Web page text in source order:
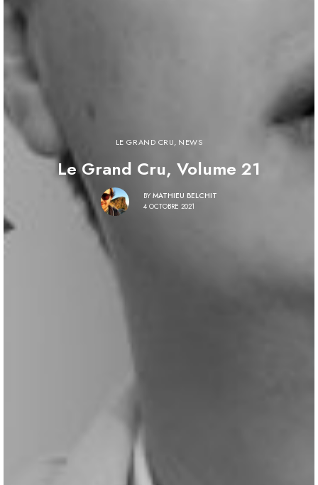
LE GRAND CRU, NEWS
Le Grand Cru, Volume 21
BY MATHIEU BELCHIT
4 OCTOBRE 2021